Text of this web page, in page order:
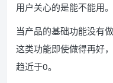
用户关心的是能不能用。
当产品的基础功能没有
这类功能即使做得再好
趋近于0。